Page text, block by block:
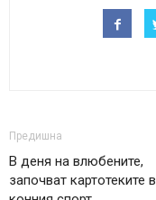
Предишна
В деня на влюбените,
започват картотеките в